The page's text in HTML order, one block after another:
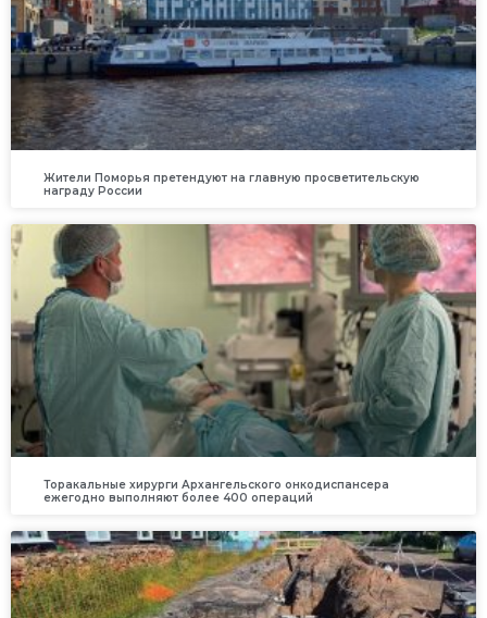
Жители Поморья претендуют на главную просветительскую
награду России
Торакальные хирурги Архангельского онкодиспансера
ежегодно выполняют более 400 операций